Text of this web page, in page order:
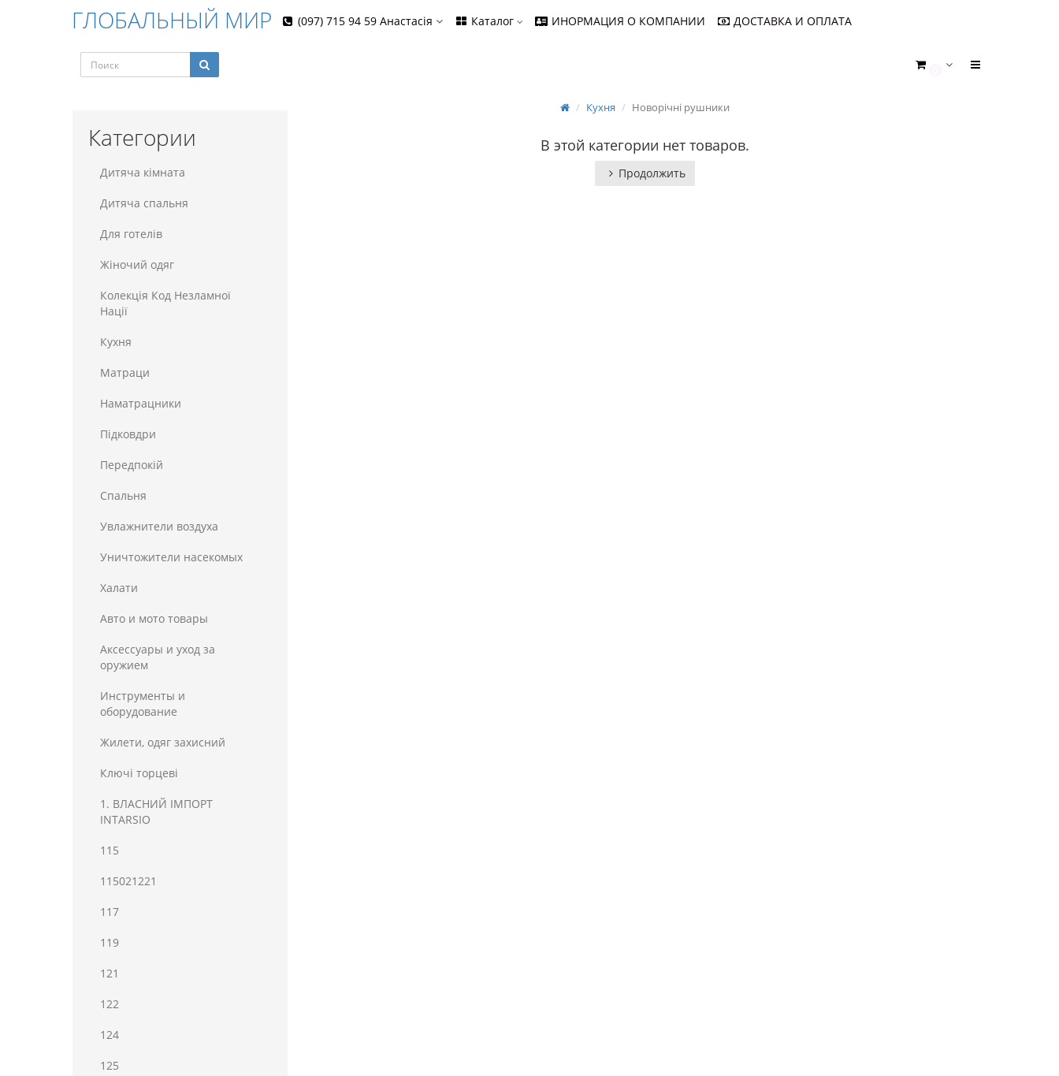
ГЛОБАЛЬНЫЙ МИР (097) 715 94 59 Анастасія Каталог ИНОРМАЦИЯ О КОМПАНИИ ДОСТАВКА И ОПЛАТА
Категории
Дитяча кімната
Дитяча спальня
Для готелiв
Жіночий одяг
Колекція Код Незламної
Нації
Кухня
Матраци
Наматрацники
Пiдковдри
Передпокій
Спальня
Увлажнители воздуха
Уничтожители насекомых
Халати
Авто и мото товары
Аксессуары и уход за
оружием
Инструменты и
оборудование
Жилети, одяг захисний
Ключі торцеві
1. ВЛАСНИЙ ІМПОРТ
INTARSIO
115
115021221
117
119
121
122
124
125
Кухня Новорічні рушники
В этой категории нет товаров.
Продолжить